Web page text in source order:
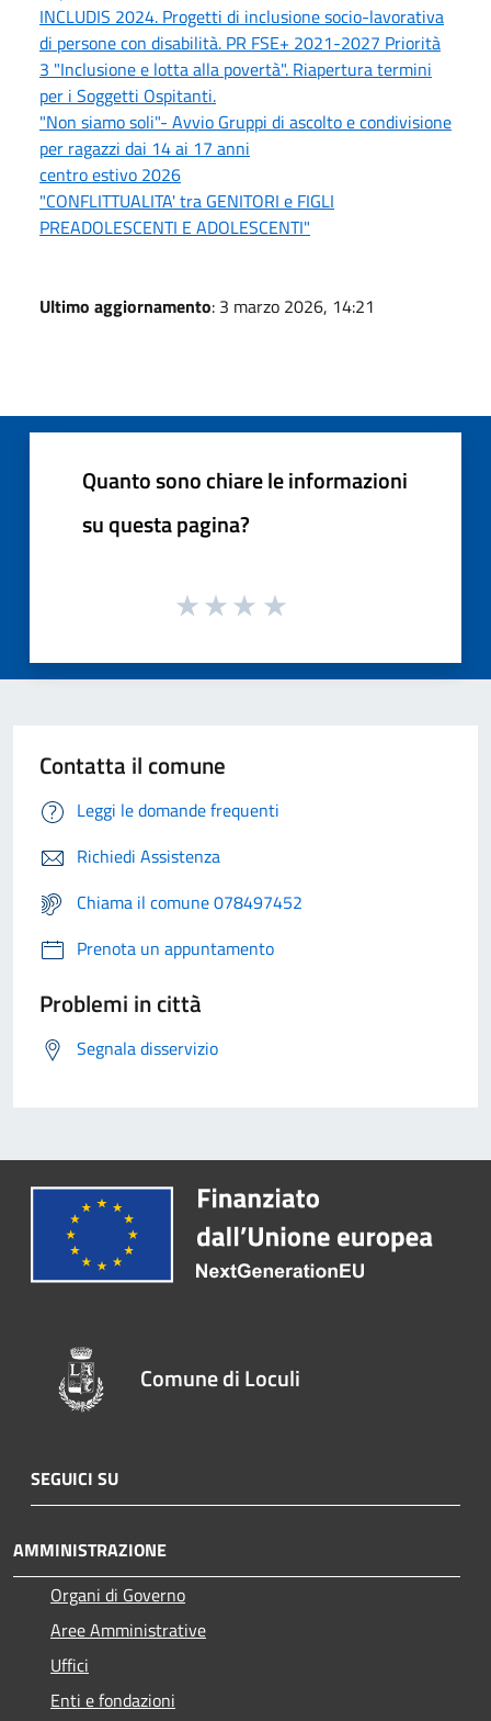
INCLUDIS 2024. Progetti di inclusione socio-lavorativa
di persone con disabilità. PR FSE+ 2021-2027 Priorità
3 "Inclusione e lotta alla povertà". Riapertura termini
per i Soggetti Ospitanti.
"Non siamo soli"- Avvio Gruppi di ascolto e condivisione
per ragazzi dai 14 ai 17 anni
centro estivo 2026
"CONFLITTUALITA' tra GENITORI e FIGLI
PREADOLESCENTI E ADOLESCENTI"
Ultimo aggiornamento: 3 marzo 2026, 14:21
Quanto sono chiare le informazioni
su questa pagina?
Contatta il comune
Leggi le domande frequenti
Richiedi Assistenza
Chiama il comune 078497452
Prenota un appuntamento
Problemi in città
Segnala disservizio
Comune di Loculi
SEGUICI SU
AMMINISTRAZIONE
Organi di Governo
Aree Amministrative
Uffici
Enti e fondazioni